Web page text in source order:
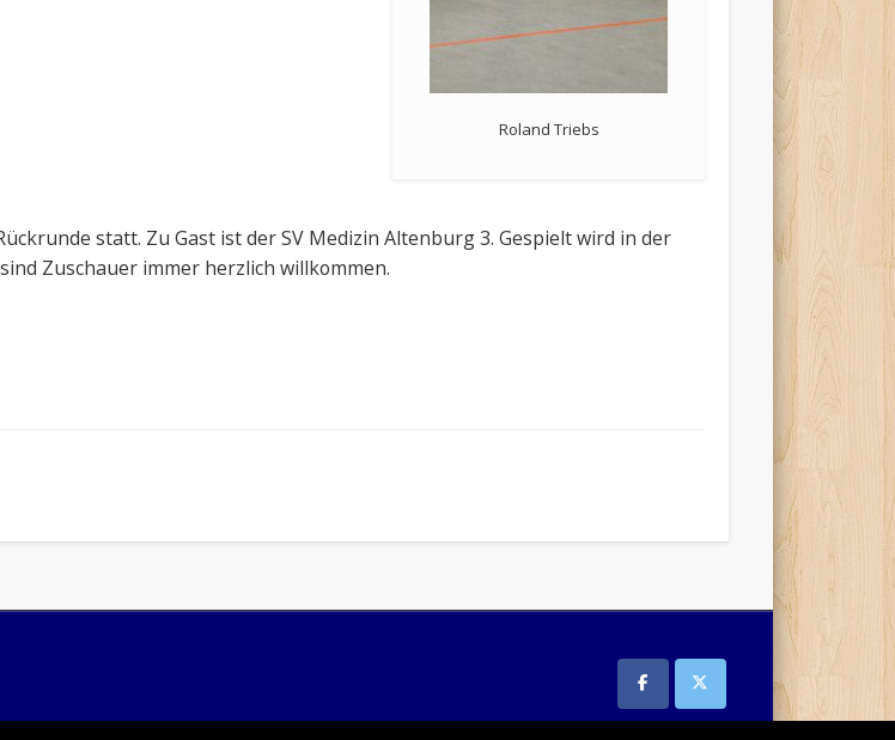
Roland Triebs
statt. Zu Gast ist der SV Medizin Altenburg 3. Gespielt wird in der
Zuschauer immer herzlich willkommen.